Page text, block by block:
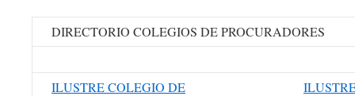
DIRECTORIO COLEGIOS DE PROCURADORES
ILUSTRE COLEGIO DE